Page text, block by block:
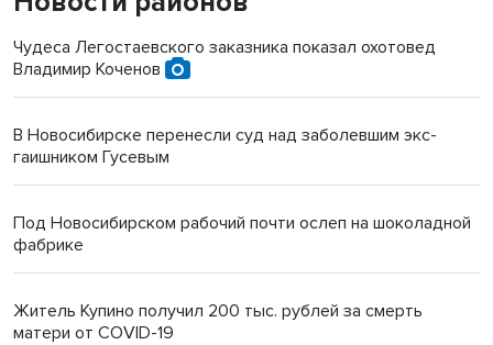
Чудеса Легостаевского заказника показал охотовед
Владимир Коченов
В Новосибирске перенесли суд над заболевшим экс-
гаишником Гусевым
Под Новосибирском рабочий почти ослеп на шоколадной
фабрике
Житель Купино получил 200 тыс. рублей за смерть
матери от COVID-19